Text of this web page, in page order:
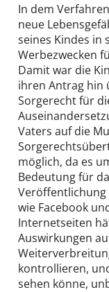
In dem
neue
seines Kindes in
Werbezwecken
Damit war die
ihren Antrag hin
Sorgerecht für
Vaters auf die
möglich, da es
Bedeutung für
Veröffentlichung
wie Facebook
Internetseiten
Auswirkungen
kontrollieren,
sehen könne,